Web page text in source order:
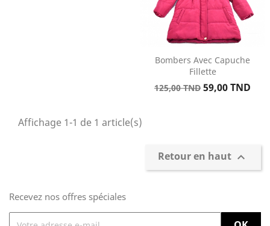
Bombers Avec Capuche
Fillette
Prix
125,00 TND Prix
59,00 TND
Affichage 1-1 de 1 article(s)
Retour en haut 
Recevez nos offres spéciales